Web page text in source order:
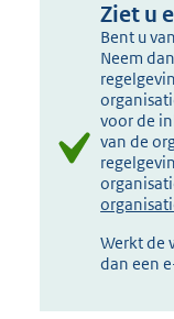
Ziet u
Bent u
Neem
voor de
van de
Werkt de
dan een